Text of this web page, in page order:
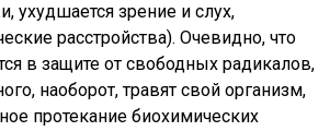
ухудшается зрение и слух,
расстройства). Очевидно, что
в защите от свободных радикалов,
наоборот, травят свой организм,
протекание биохимических